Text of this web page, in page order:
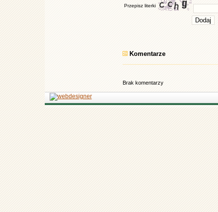
Przepisz literki
Komentarze
Brak komentarzy